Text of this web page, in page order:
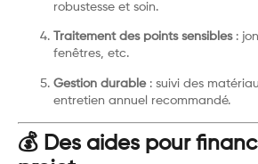
robustesse et soin.
Traitement des points sensibles:
fenêtres, etc.
Gestion durable: suivi des
entretien annuel recommandé.
💰 Des aides pour